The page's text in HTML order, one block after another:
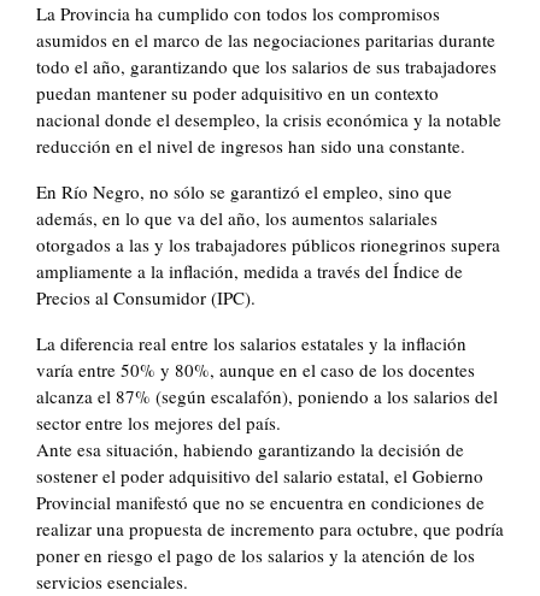
La Provincia ha cumplido con todos los compromisos
asumidos en el marco de las negociaciones paritarias durante
todo el año, garantizando que los salarios de sus trabajadores
puedan mantener su poder adquisitivo en un contexto
nacional donde el desempleo, la crisis económica y la notable
reducción en el nivel de ingresos han sido una constante.
En Río Negro, no sólo se garantizó el empleo, sino que
además, en lo que va del año, los aumentos salariales
otorgados a las y los trabajadores públicos rionegrinos supera
ampliamente a la inflación, medida a través del Índice de
Precios al Consumidor (IPC).
La diferencia real entre los salarios estatales y la inflación
varía entre 50% y 80%, aunque en el caso de los docentes
alcanza el 87% (según escalafón), poniendo a los salarios del
sector entre los mejores del país.
Ante esa situación, habiendo garantizando la decisión de
sostener el poder adquisitivo del salario estatal, el Gobierno
Provincial manifestó que no se encuentra en condiciones de
realizar una propuesta de incremento para octubre, que podría
poner en riesgo el pago de los salarios y la atención de los
servicios esenciales.